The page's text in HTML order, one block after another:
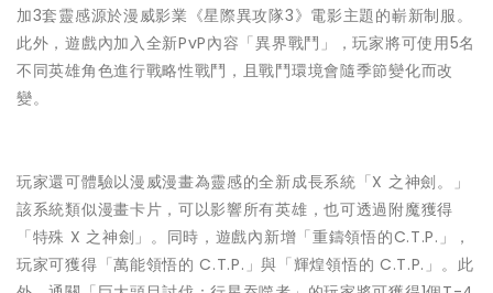
加3套靈感源於漫威影業《星際異攻隊3》電影主題的嶄新制服。
此外，遊戲內加入全新PvP內容「異界戰鬥」，玩家將可使用5名
不同英雄角色進行戰略性戰鬥，且戰鬥環境會隨季節變化而改
變。
玩家還可體驗以漫威漫畫為靈感的全新成長系統「X 之神劍。」
該系統類似漫畫卡片，可以影響所有英雄，也可透過附魔獲得
「特殊 X 之神劍」。同時，遊戲內新增「重鑄領悟的C.T.P.」，
玩家可獲得「萬能領悟的 C.T.P.」與「輝煌領悟的 C.T.P.」。此